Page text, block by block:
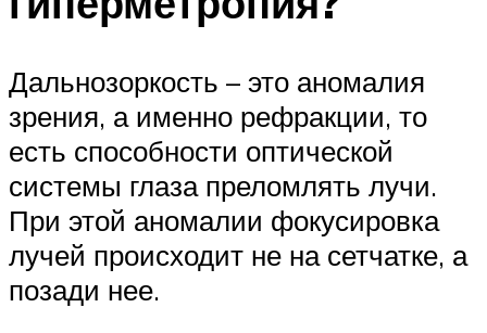
Дальнозоркость – это аномалия
зрения, а именно рефракции, то
есть способности оптической
системы глаза преломлять лучи.
При этой аномалии фокусировка
лучей происходит не на сетчатке, а
позади нее.